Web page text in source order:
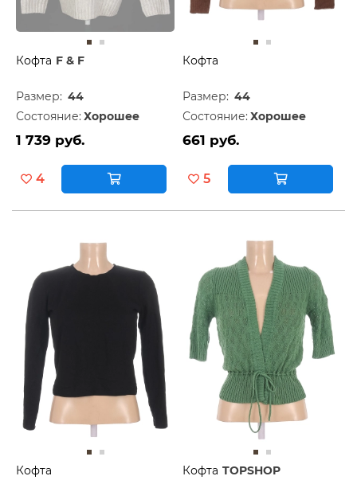
Кофта F & F
Размер: 44
Состояние: Хорошее
1 739 руб.
4
Кофта
Размер: 44
Состояние: Хорошее
661 руб.
5
Кофта Кофта TOPSHOP